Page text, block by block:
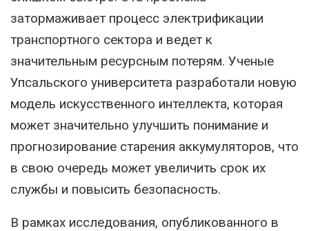
затормаживает процесс электрификации
транспортного сектора и ведет к
значительным ресурсным потерям. Ученые
Упсальского университета разработали новую
модель искусственного интеллекта, которая
может значительно улучшить понимание и
прогнозирование старения аккумуляторов, что
в свою очередь может увеличить срок их
службы и повысить безопасность.
В рамках исследования, опубликованного в